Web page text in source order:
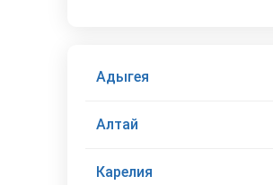
Адыгея
Алтай
Карелия